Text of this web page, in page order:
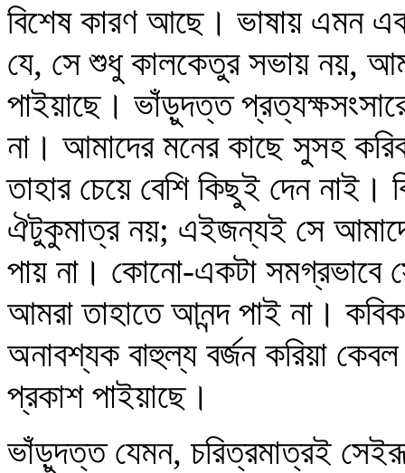
বিশেষ কারণ আছে। ভাষায় এমন
যে, সে শুধু কালকেতুর সভায় নয়,
পাইয়াছে। ভাঁড়ুদত্ত
না। আমাদের মনের কাছে সুসহ
তাহার চেয়ে বেশি কিছুই দেন
ঐটুকুমাত্র নয়; এইজন্যই সে
পায় না। কোনো-একটা সমগ্রভাবে
আমরা তাহাতে আনন্দ পাই না।
অনাবশ্যক বাহুল্য বর্জন করিয়া
প্রকাশ পাইয়াছে।
ভাঁড়ুদত্ত যেমন, চরিত্রমাত্রই